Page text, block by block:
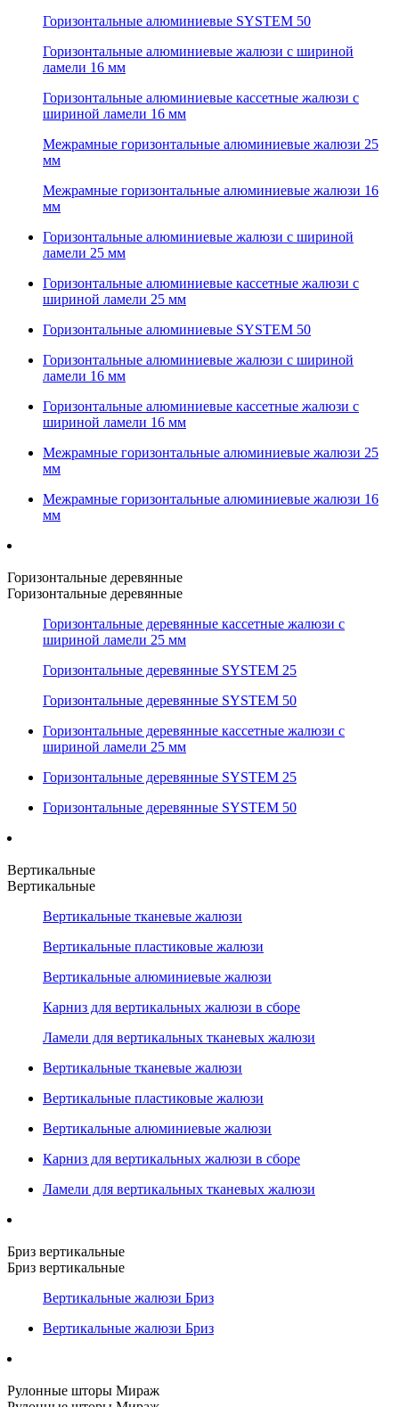
Горизонтальные алюминиевые SYSTEM 50
Горизонтальные алюминиевые жалюзи с шириной
ламели 16 мм
Горизонтальные алюминиевые кассетные жалюзи с
шириной ламели 16 мм
Межрамные горизонтальные алюминиевые жалюзи 25
мм
Межрамные горизонтальные алюминиевые жалюзи 16
мм
Горизонтальные алюминиевые жалюзи с шириной
ламели 25 мм
Горизонтальные алюминиевые кассетные жалюзи с
шириной ламели 25 мм
Горизонтальные алюминиевые SYSTEM 50
Горизонтальные алюминиевые жалюзи с шириной
ламели 16 мм
Горизонтальные алюминиевые кассетные жалюзи с
шириной ламели 16 мм
Межрамные горизонтальные алюминиевые жалюзи 25
мм
Межрамные горизонтальные алюминиевые жалюзи 16
мм
Горизонтальные деревянные
Горизонтальные деревянные
Горизонтальные деревянные кассетные жалюзи с
шириной ламели 25 мм
Горизонтальные деревянные SYSTEM 25
Горизонтальные деревянные SYSTEM 50
Горизонтальные деревянные кассетные жалюзи с
шириной ламели 25 мм
Горизонтальные деревянные SYSTEM 25
Горизонтальные деревянные SYSTEM 50
Вертикальные
Вертикальные
Вертикальные тканевые жалюзи
Вертикальные пластиковые жалюзи
Вертикальные алюминиевые жалюзи
Карниз для вертикальных жалюзи в сборе
Ламели для вертикальных тканевых жалюзи
Вертикальные тканевые жалюзи
Вертикальные пластиковые жалюзи
Вертикальные алюминиевые жалюзи
Карниз для вертикальных жалюзи в сборе
Ламели для вертикальных тканевых жалюзи
Бриз вертикальные
Бриз вертикальные
Вертикальные жалюзи Бриз
Вертикальные жалюзи Бриз
Рулонные шторы Мираж